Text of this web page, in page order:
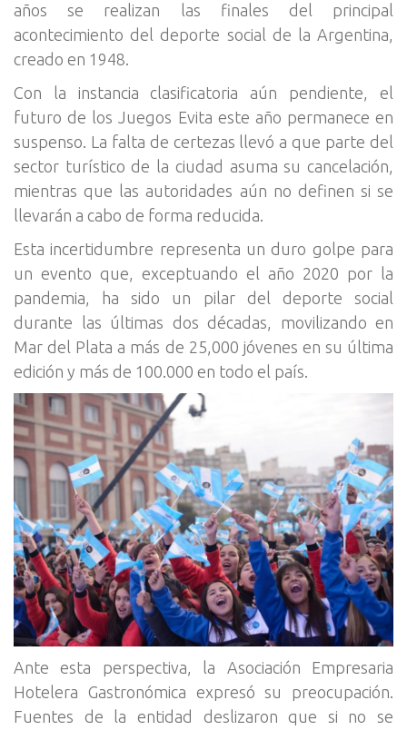
años se realizan las finales del principal
acontecimiento del deporte social de la Argentina,
creado en 1948.
Con la instancia clasificatoria aún pendiente, el
futuro de los Juegos Evita este año permanece en
suspenso. La falta de certezas llevó a que parte del
sector turístico de la ciudad asuma su cancelación,
mientras que las autoridades aún no definen si se
llevarán a cabo de forma reducida.
Esta incertidumbre representa un duro golpe para
un evento que, exceptuando el año 2020 por la
pandemia, ha sido un pilar del deporte social
durante las últimas dos décadas, movilizando en
Mar del Plata a más de 25,000 jóvenes en su última
edición y más de 100.000 en todo el país.
Ante esta perspectiva, la Asociación Empresaria
Hotelera Gastronómica expresó su preocupación.
Fuentes de la entidad deslizaron que si no se